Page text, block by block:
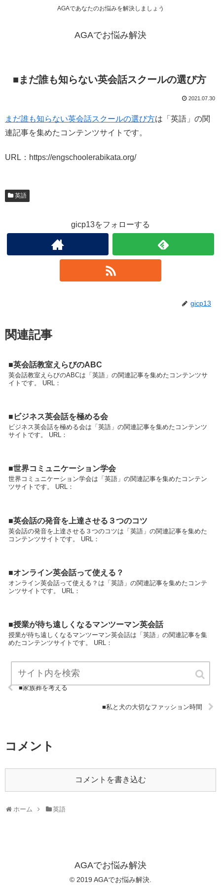
AGAであなたのお悩みを解決しましょう
AGAでお悩み解決
■まだ誰も知らない英会話スクールの選び方
2021.07.30
まだ誰も知らない英会話スクールの選び方は「英語」の関
連記事を集めたコンテンツサイトです。
URL：https://engschoolerabikata.org/
英語
gicp13をフォローする
gicp13
関連記事
■英会話教室えらびのABC
英会話教室えらびのABCは「英語」の関連記事を集めたコンテンツサ
イトです。 URL：
■ビジネス英会話を極める会
ビジネス英会話を極める会は「英語」の関連記事を集めたコンテンツ
サイトです。 URL：
■世界コミュニケーション学会
世界コミュニケーション学会は「英語」の関連記事を集めたコンテン
ツサイトです。 URL：
■英会話の発音を上達させる３つのコツ
英会話の発音を上達させる３つのコツは「英語」の関連記事を集めた
コンテンツサイトです。 URL：
■オンライン英会話って使える？
オンライン英会話って使える？は「英語」の関連記事を集めたコンテ
ンツサイトです。 URL：
■授業が待ち遠しくなるマンツーマン英会話
授業が待ち遠しくなるマンツーマン英会話は「英語」の関連記事を集
めたコンテンツサイトです。 URL：
■家族葬を考える
■私と犬の大切なファッション時間
コメント
コメントを書き込む
ホーム 英語
AGAでお悩み解決
© 2019 AGAでお悩み解決.